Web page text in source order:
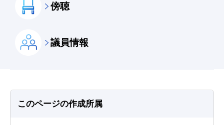
傍聴
議員情報
このページの作成所属